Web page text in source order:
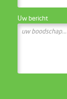
Uw bericht